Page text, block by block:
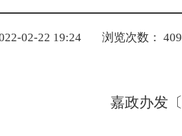
02-22 19:24 浏览次数： 409
嘉政办发〔